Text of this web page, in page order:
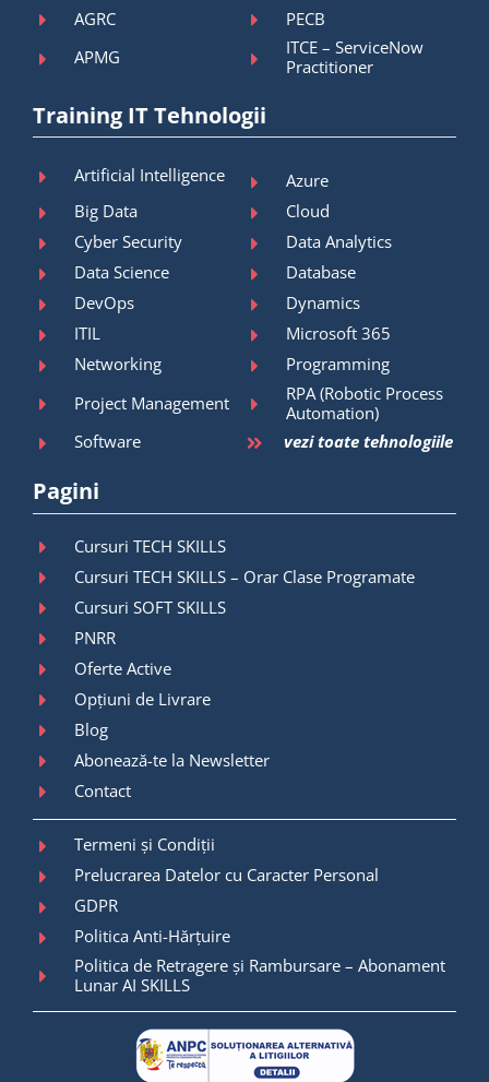
AGRC
PECB
APMG
ITCE – ServiceNow
Practitioner
Training IT Tehnologii
Artificial Intelligence
Azure
Big Data
Cloud
Cyber Security
Data Analytics
Data Science
Database
DevOps
Dynamics
ITIL
Microsoft 365
Networking
Programming
Project Management
RPA (Robotic Process
Automation)
Software
vezi toate tehnologiile
Pagini
Cursuri TECH SKILLS
Cursuri TECH SKILLS – Orar Clase Programate
Cursuri SOFT SKILLS
PNRR
Oferte Active
Opțiuni de Livrare
Blog
Abonează-te la Newsletter
Contact
Termeni și Condiții
Prelucrarea Datelor cu Caracter Personal
GDPR
Politica Anti-Hărțuire
Politica de Retragere și Rambursare – Abonament
Lunar AI SKILLS